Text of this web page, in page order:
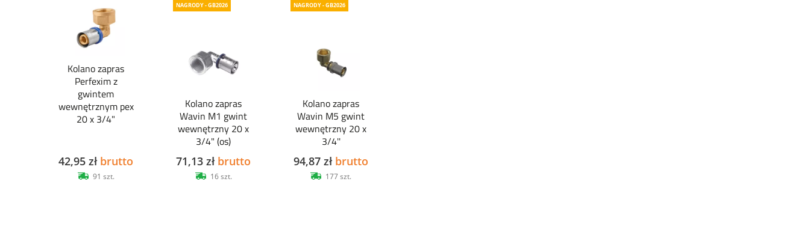
Kolano zapras
Perfexim z
gwintem
wewnętrznym pex
20 x 3/4"
42,95 zł brutto
91 szt.
NAGRODY - GB2026
Kolano zapras
Wavin M1 gwint
wewnętrzny 20 x
3/4" (os)
71,13 zł brutto
16 szt.
NAGRODY - GB2026
Kolano zapras
Wavin M5 gwint
wewnętrzny 20 x
3/4''
94,87 zł brutto
177 szt.